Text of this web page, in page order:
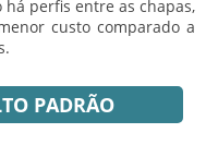
perfis entre as chapas,
custo comparado a
PADRÃO